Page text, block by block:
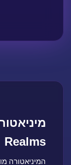
Realms